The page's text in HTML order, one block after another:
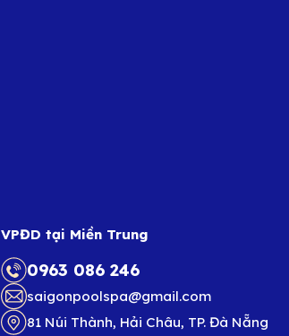
VPĐD tại Miền Trung
0963 086 246
saigonpoolspa@gmail.com
81 Núi Thành, Hải Châu, TP. Đà Nẵng